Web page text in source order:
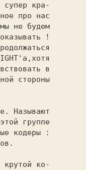
супер кра-
про нас
не будем
!
в
стороны
группе
кодеры :